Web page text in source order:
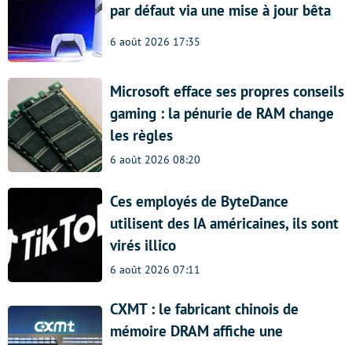
par défaut via une mise à jour bêta
6 août 2026 17:35
Microsoft efface ses propres conseils
gaming : la pénurie de RAM change
les règles
6 août 2026 08:20
Ces employés de ByteDance
utilisent des IA américaines, ils sont
virés illico
6 août 2026 07:11
CXMT : le fabricant chinois de
mémoire DRAM affiche une